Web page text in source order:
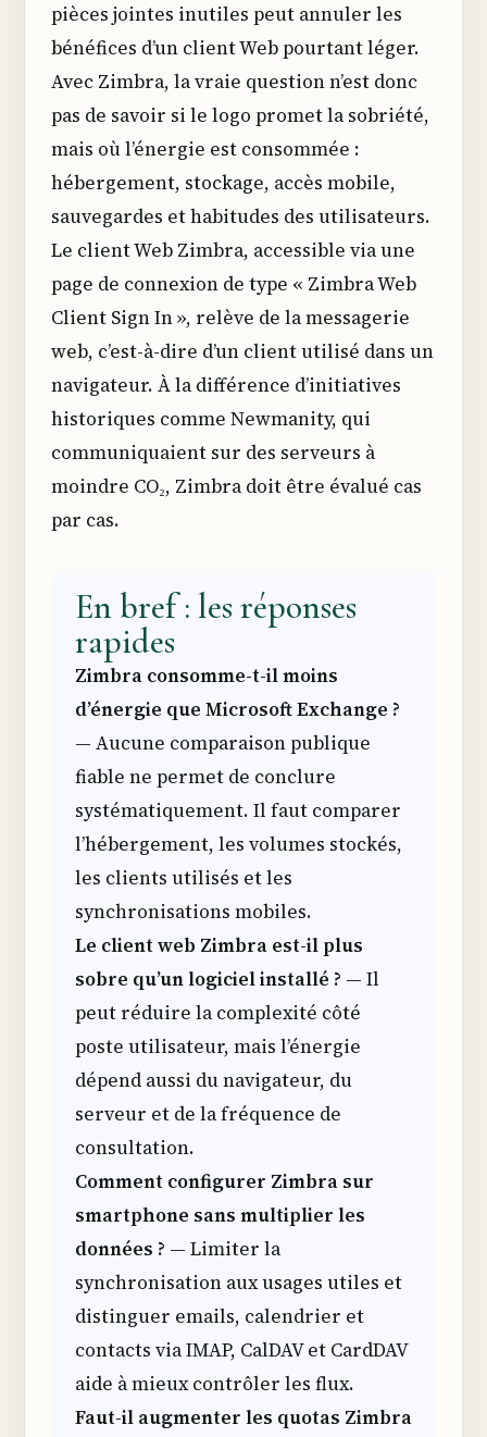
pièces jointes inutiles peut annuler les
bénéfices d’un client Web pourtant léger.
Avec Zimbra, la vraie question n’est donc
pas de savoir si le logo promet la sobriété,
mais où l’énergie est consommée :
hébergement, stockage, accès mobile,
sauvegardes et habitudes des utilisateurs.
Le client Web Zimbra, accessible via une
page de connexion de type « Zimbra Web
Client Sign In », relève de la messagerie
web, c’est-à-dire d’un client utilisé dans un
navigateur. À la différence d’initiatives
historiques comme Newmanity, qui
communiquaient sur des serveurs à
moindre CO₂, Zimbra doit être évalué cas
par cas.
En bref : les réponses
rapides
Zimbra consomme-t-il moins
d’énergie que Microsoft Exchange ?
— Aucune comparaison publique
fiable ne permet de conclure
systématiquement. Il faut comparer
l’hébergement, les volumes stockés,
les clients utilisés et les
synchronisations mobiles.
Le client web Zimbra est-il plus
sobre qu’un logiciel installé ? — Il
peut réduire la complexité côté
poste utilisateur, mais l’énergie
dépend aussi du navigateur, du
serveur et de la fréquence de
consultation.
Comment configurer Zimbra sur
smartphone sans multiplier les
données ? — Limiter la
synchronisation aux usages utiles et
distinguer emails, calendrier et
contacts via IMAP, CalDAV et CardDAV
aide à mieux contrôler les flux.
Faut-il augmenter les quotas Zimbra